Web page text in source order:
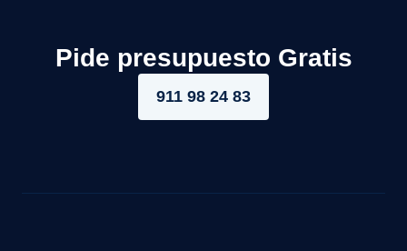
Pide presupuesto Gratis
911 98 24 83